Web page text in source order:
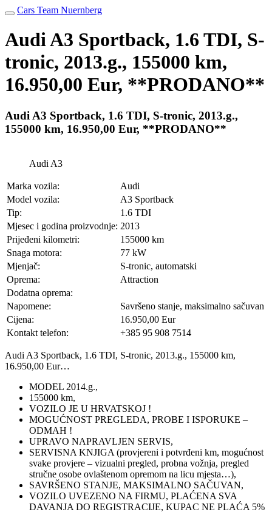
Cars Team Nuernberg
Audi A3 Sportback, 1.6 TDI, S-
tronic, 2013.g., 155000 km,
16.950,00 Eur, **PRODANO**
Audi A3 Sportback, 1.6 TDI, S-tronic, 2013.g.,
155000 km, 16.950,00 Eur, **PRODANO**
Audi A3
Marka vozila:
Audi
Model vozila:
A3 Sportback
Tip:
1.6 TDI
Mjesec i godina proizvodnje: 2013
Prijeđeni kilometri:
155000 km
Snaga motora:
77 kW
Mjenjač:
S-tronic, automatski
Oprema:
Attraction
Dodatna oprema:
Napomene:
Savršeno stanje, maksimalno sačuvan
Cijena:
16.950,00 Eur
Kontakt telefon:
+385 95 908 7514
Audi A3 Sportback, 1.6 TDI, S-tronic, 2013.g., 155000 km,
16.950,00 Eur…
MODEL 2014.g.,
155000 km,
VOZILO JE U HRVATSKOJ !
MOGUĆNOST PREGLEDA, PROBE I ISPORUKE –
ODMAH !
UPRAVO NAPRAVLJEN SERVIS,
SERVISNA KNJIGA (provjereni i potvrđeni km, mogućnost
svake provjere – vizualni pregled, probna vožnja, pregled
stručne osobe ovlaštenom opremom na licu mjesta…),
SAVRŠENO STANJE, MAKSIMALNO SAČUVAN,
VOZILO UVEZENO NA FIRMU, PLAĆENA SVA
DAVANJA DO REGISTRACIJE, KUPAC NE PLAĆA 5%